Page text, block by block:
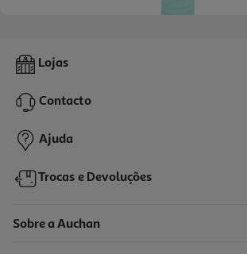
Tote Bag Algodão Auchan Verde Your File
4,99 €
Lojas
Contacto
Ajuda
Trocas e Devoluções
Sobre a Auchan